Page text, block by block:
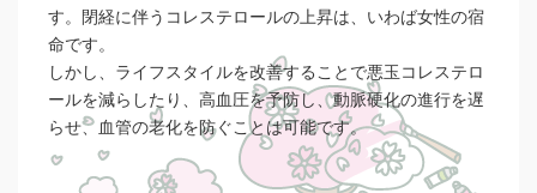
す。閉経に伴うコレステロールの上昇は、いわば女性の宿
命です。
しかし、ライフスタイルを改善することで悪玉コレステロ
ールを減らしたり、高血圧を予防し、動脈硬化の進行を遅
らせ、血管の老化を防ぐことは可能です。